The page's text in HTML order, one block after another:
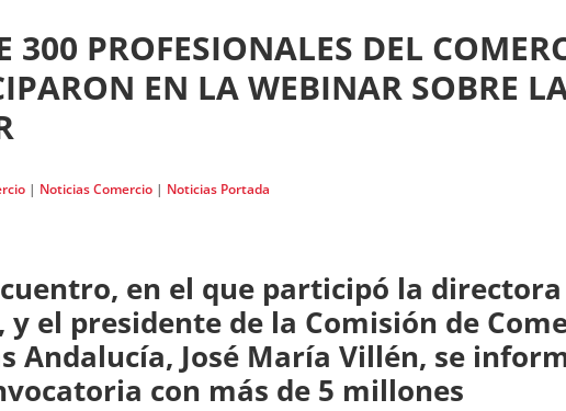
300 PROFESIONALES DEL
EN LA WEBINAR SOBRE
| Noticias Comercio | Noticias Portada
en el que participó la
y el presidente de la Comisión de
Andalucía, José María Villén, se
con más de 5 millones